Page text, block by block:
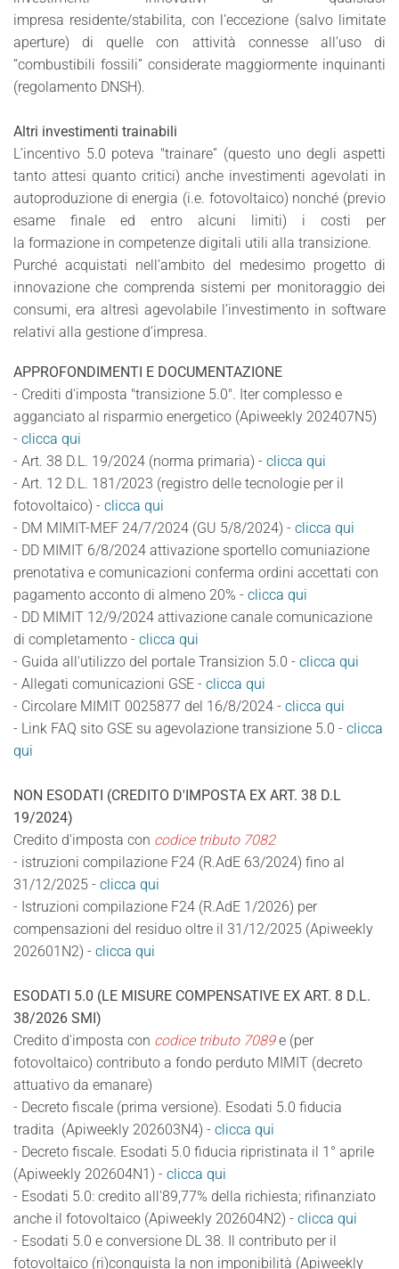
impresa residente/stabilita, con l’eccezione (salvo limitate
aperture) di quelle con attività connesse all’uso di
“combustibili fossili” considerate maggiormente inquinanti
(regolamento DNSH).
Altri investimenti trainabili
L’incentivo 5.0 poteva "trainare” (questo uno degli aspetti
tanto attesi quanto critici) anche investimenti agevolati in
autoproduzione di energia (i.e. fotovoltaico) nonché (previo
esame finale ed entro alcuni limiti) i costi per
la formazione in competenze digitali utili alla transizione.
Purché acquistati nell’ambito del medesimo progetto di
innovazione che comprenda sistemi per monitoraggio dei
consumi, era altresì agevolabile l’investimento in software
relativi alla gestione d’impresa.
APPROFONDIMENTI E DOCUMENTAZIONE
- Crediti d'imposta "transizione 5.0". Iter complesso e
agganciato al risparmio energetico (Apiweekly 202407N5)
- clicca qui
- Art. 38 D.L. 19/2024 (norma primaria) - clicca qui
- Art. 12 D.L. 181/2023 (registro delle tecnologie per il
fotovoltaico) - clicca qui
- DM MIMIT-MEF 24/7/2024 (GU 5/8/2024) - clicca qui
- DD MIMIT 6/8/2024 attivazione sportello comuniazione
prenotativa e comunicazioni conferma ordini accettati con
pagamento acconto di almeno 20% - clicca qui
- DD MIMIT 12/9/2024 attivazione canale comunicazione
di completamento - clicca qui
- Guida all'utilizzo del portale Transizion 5.0 - clicca qui
- Allegati comunicazioni GSE - clicca qui
- Circolare MIMIT 0025877 del 16/8/2024 - clicca qui
- Link FAQ sito GSE su agevolazione transizione 5.0 - clicca
qui
NON ESODATI (CREDITO D'IMPOSTA EX ART. 38 D.L
19/2024)
Credito d'imposta con codice tributo 7082
- istruzioni compilazione F24 (R.AdE 63/2024) fino al
31/12/2025 - clicca qui
- Istruzioni compilazione F24 (R.AdE 1/2026) per
compensazioni del residuo oltre il 31/12/2025 (Apiweekly
202601N2) - clicca qui
ESODATI 5.0 (LE MISURE COMPENSATIVE EX ART. 8 D.L.
38/2026 SMI)
Credito d'imposta con codice tributo 7089e (per
fotovoltaico) contributo a fondo perduto MIMIT (decreto
attuativo da emanare)
- Decreto fiscale (prima versione). Esodati 5.0 fiducia
tradita (Apiweekly 202603N4) - clicca qui
- Decreto fiscale. Esodati 5.0 fiducia ripristinata il 1° aprile
(Apiweekly 202604N1) - clicca qui
- Esodati 5.0: credito all'89,77% della richiesta; rifinanziato
anche il fotovoltaico (Apiweekly 202604N2) - clicca qui
- Esodati 5.0 e conversione DL 38. Il contributo per il
fotovoltaico (ri)conquista la non imponibilità (Apiweekly